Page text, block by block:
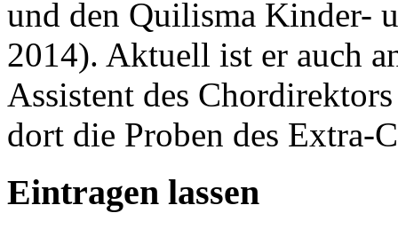
und den Quilisma Kinder-
2014). Aktuell ist er auch
Assistent des
dort die Proben des Extra-
Eintragen lassen